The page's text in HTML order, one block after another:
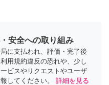
安全への取り組み
に支払われ、評価・完了後
用規約違反の恐れや、少し
ビスやリクエストやユーザ
してください。
詳細を見る